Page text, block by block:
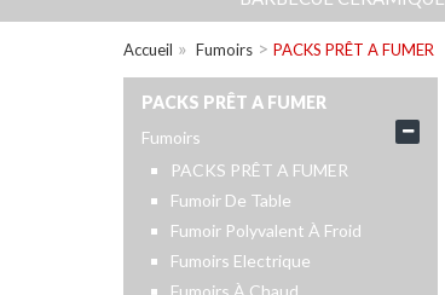
Accueil » Fumoirs > PACKS PRÊT A FUMER
PACKS PRÊT A FUMER
Fumoirs
PACKS PRÊT A FUMER
Fumoir De Table
Fumoir Polyvalent À Froid
Fumoirs Electrique
Fumoirs À Chaud